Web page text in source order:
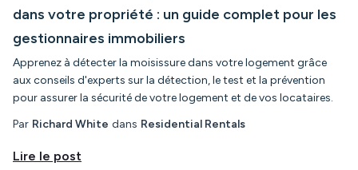
dans votre propriété : un guide complet pour les
gestionnaires immobiliers
Apprenez à détecter la moisissure dans votre logement grâce
aux conseils d'experts sur la détection, le test et la prévention
pour assurer la sécurité de votre logement et de vos locataires.
Par Richard White dans Residential Rentals
Lire le post